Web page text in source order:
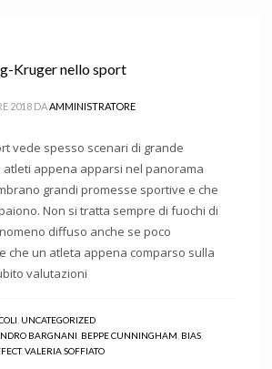
Kruger nello sport
2018 DAAMMINISTRATORE
vede spesso scenari di grande
appena apparsi nel panorama
grandi promesse sportive e che
Non si tratta sempre di fuochi di
diffuso anche se poco
che un atleta appena comparso sulla
valutazioni
UNCATEGORIZED
BARGNANI BEPPE CUNNINGHAM BIAS
,VALERIA SOFFIATO